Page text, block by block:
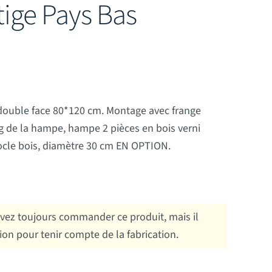
Pays Bas
face 80*120 cm. Montage avec frange
la hampe, hampe 2 pièces en bois verni
bois, diamètre 30 cm EN OPTION.
toujours commander ce produit, mais il
pour tenir compte de la fabrication.